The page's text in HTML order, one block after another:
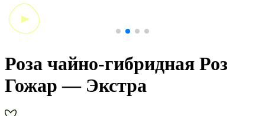
Роза чайно-гибридная Роз
Гожар — Экстра